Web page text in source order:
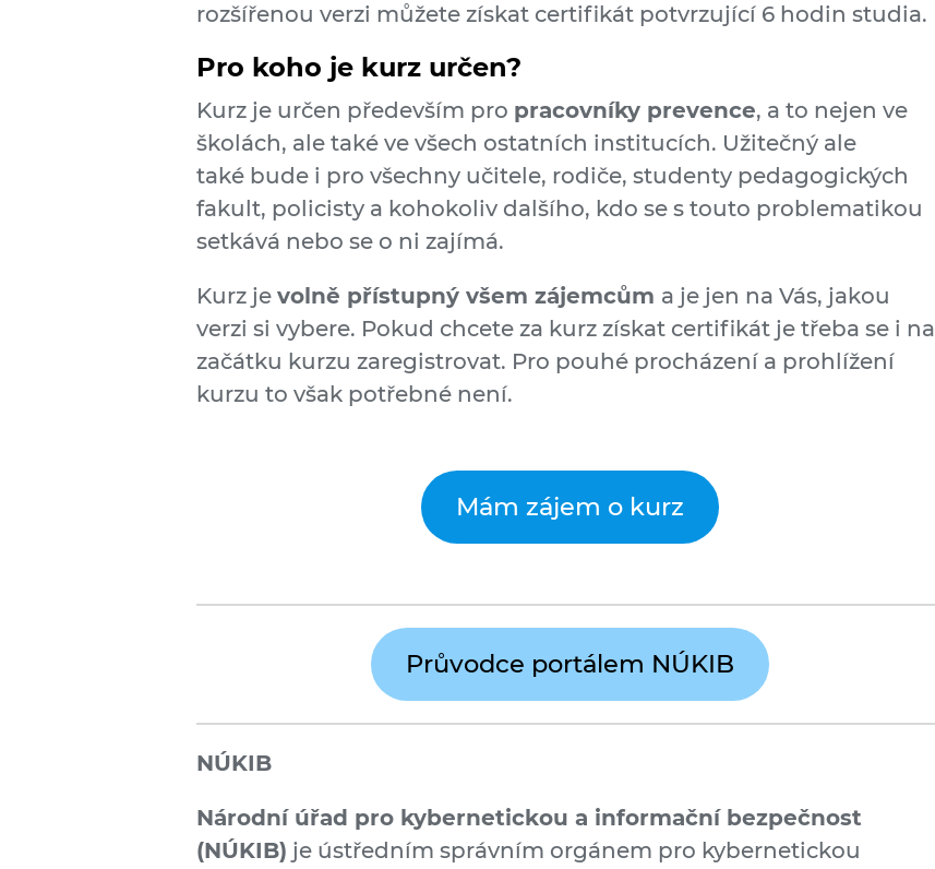
rozšířenou verzi můžete získat certifikát potvrzující 6 hodin studia.
Pro koho je kurz určen?
Kurz je určen především pro pracovníky prevence, a to nejen ve
školách, ale také ve všech ostatních institucích. Užitečný ale
také bude i pro všechny učitele, rodiče, studenty pedagogických
fakult, policisty a kohokoliv dalšího, kdo se s touto problematikou
setkává nebo se o ni zajímá.
Kurz je volně přístupný všem zájemcům a je jen na Vás, jakou
verzi si vybere. Pokud chcete za kurz získat certifikát je třeba se i na
začátku kurzu zaregistrovat. Pro pouhé procházení a prohlížení
kurzu to však potřebné není.
Mám zájem o kurz
Průvodce portálem NÚKIB
NÚKIB
Národní úřad pro kybernetickou a informační bezpečnost
(NÚKIB) je ústředním správním orgánem pro kybernetickou